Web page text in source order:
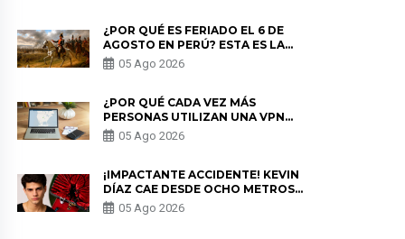
¿POR QUÉ ES FERIADO EL 6 DE
AGOSTO EN PERÚ? ESTA ES LA
HISTORIA
05 Ago 2026
¿POR QUÉ CADA VEZ MÁS
PERSONAS UTILIZAN UNA VPN
PARA PROTEGER SU
PRIVACIDAD?
05 Ago 2026
¡IMPACTANTE ACCIDENTE! KEVIN
DÍAZ CAE DESDE OCHO METROS
EN “ESTO ES GUERRA” Y GENERA
PREOCUPACIÓN
05 Ago 2026